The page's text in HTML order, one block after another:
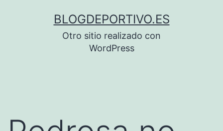
BLOGDEPORTIVO.ES
Otro sitio realizado con
WordPress